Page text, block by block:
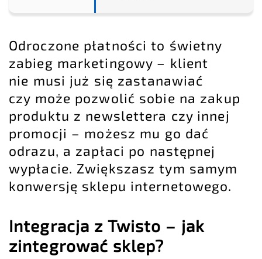
Odroczone płatności to świetny
zabieg marketingowy – klient
nie musi już się zastanawiać
czy może pozwolić sobie na zakup
produktu z newslettera czy innej
promocji – możesz mu go dać
odrazu, a zapłaci po następnej
wypłacie. Zwiększasz tym samym
konwersję sklepu internetowego.
Integracja z Twisto – jak
zintegrować sklep?